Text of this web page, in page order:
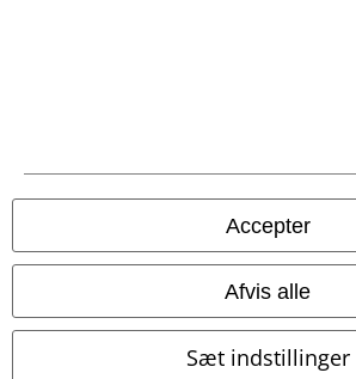
Accepter
Afvis alle
Sæt indstillinger
Salgs-, medlems- & leveringsbetingelser
Persondatapolitik